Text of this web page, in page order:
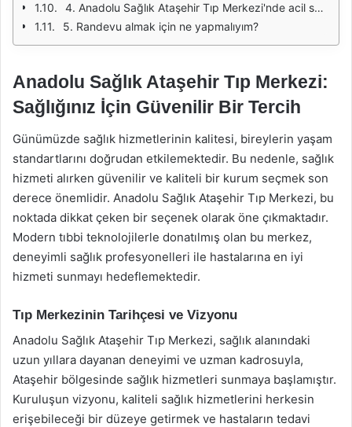
4. Anadolu Sağlık Ataşehir Tıp Merkezi'nde acil servis var mı?
5. Randevu almak için ne yapmalıyım?
Anadolu Sağlık Ataşehir Tıp Merkezi:
Sağlığınız İçin Güvenilir Bir Tercih
Günümüzde sağlık hizmetlerinin kalitesi, bireylerin yaşam
standartlarını doğrudan etkilemektedir. Bu nedenle, sağlık
hizmeti alırken güvenilir ve kaliteli bir kurum seçmek son
derece önemlidir. Anadolu Sağlık Ataşehir Tıp Merkezi, bu
noktada dikkat çeken bir seçenek olarak öne çıkmaktadır.
Modern tıbbi teknolojilerle donatılmış olan bu merkez,
deneyimli sağlık profesyonelleri ile hastalarına en iyi
hizmeti sunmayı hedeflemektedir.
Tıp Merkezinin Tarihçesi ve Vizyonu
Anadolu Sağlık Ataşehir Tıp Merkezi, sağlık alanındaki
uzun yıllara dayanan deneyimi ve uzman kadrosuyla,
Ataşehir bölgesinde sağlık hizmetleri sunmaya başlamıştır.
Kuruluşun vizyonu, kaliteli sağlık hizmetlerini herkesin
erişebileceği bir düzeye getirmek ve hastaların tedavi